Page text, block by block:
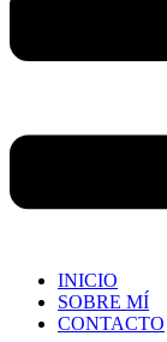
INICIO
SOBRE MÍ
CONTACTO